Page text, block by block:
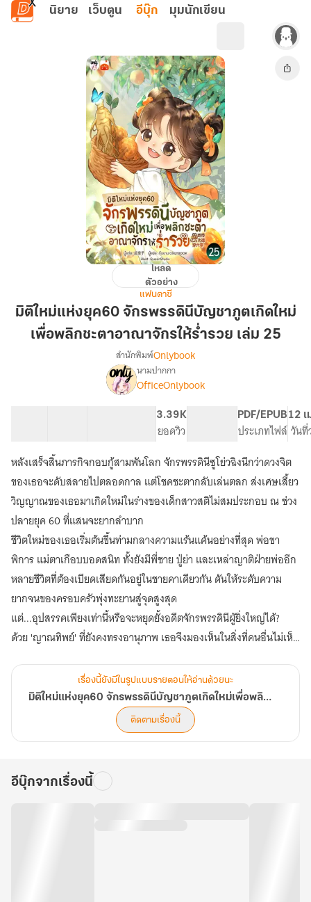
ข้ามไปยังเนื้อหาหลัก
นิยาย เว็บตูน อีบุ๊ก มุมนักเขียน
แห่ง
ยุค60
จักรพรรดิ
บัญชา
เกิด
เพื่อ
พลิก
ชะตา
อาณาจักร
ให้
ร่ำรวย
เล่ม
25
โหลด
ตัวอย่าง
แฟนตาซี
มิติใหม่แห่งยุค60 จักรพรรดินีบัญชาภูตเกิดใหม่
เพื่อพลิกชะตาอาณาจักรให้ร่ำรวย เล่ม 25
เรื่อง
มิติ
ใหม่
แห่ง
ยุค60
จักรพรรดิ
นี
บัญชา
ภูต
เกิด
พลิก
ชะตา
อาณาจักร
ให้
ร่ำรวย
สำนักพิมพ์Onlybook
นามปากกา
OfficeOnlybook
3.39K
ยอดวิว
PDF/EPUB
ประเภทไฟล์
12
วันที่
หลังเสร็จสิ้นภารกิจกอบกู้สามพันโลก จักรพรรดินีซูโย่วฉิงนึกว่าดวงจิต
ของเธอจะดับสลายไปตลอดกาล แต่โชคชะตากลับเล่นตลก ส่งเศษเสี้ยว
วิญญาณของเธอมาเกิดใหม่ในร่างของเด็กสาวสติไม่สมประกอบ ณ ช่วง
ปลายยุค 60 ที่แสนจะยากลำบาก
ชีวิตใหม่ของเธอเริ่มต้นขึ้นท่ามกลางความแร้นแค้นอย่างที่สุด พ่อขา
พิการ แม่ตาเกือบบอดสนิท ทั้งยังมีพี่ชาย ปู่ย่า และเหล่าญาติฝ่ายพ่ออีก
หลายชีวิตที่ต้องเบียดเสียดกันอยู่ในชายคาเดียวกัน ดันให้ระดับความ
ยากจนของครอบครัวพุ่งทะยานสู่จุดสูงสุด
แต่...อุปสรรคเพียงเท่านี้หรือจะหยุดยั้งอดีตจักรพรรดินีผู้ยิ่งใหญ่ได้?
ด้วย 'ญาณทิพย์' ที่ยังคงทรงอานุภาพ เธอจึงมองเห็นในสิ่งที่คนอื่นไม่เห็น
หรือเห็ดหลินจือในป่าลึก ล้วนถูกเปิดเผยตำแหน่งโดยเหล่าภูตพรายที่สิ้น
หนทางบำเพ็ญเพียร พวกเขาพร้อมจะชี้ทางให้...เพื่อแลกกับอนาคตที่ดี
ตอนนี้ การเดินทางเพื่อพลิกชะตาสู่ความมั่งคั่งและกอบกู้ครอบครัวให้
961-1000)
เรื่องนี้ยังมีในรูปแบบรายตอนให้อ่านด้วยนะ
มิติใหม่แห่งยุค60 จักรพรรดินีบัญชาภูตเกิดใหม่เพื่อพลิกชะตาอาณาจักรให้ร่ำรวย
ติดตามเรื่องนี้
อีบุ๊กจากเรื่องนี้